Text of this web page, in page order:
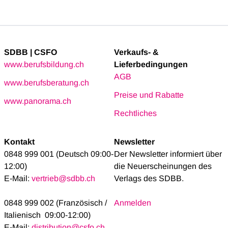
SDBB | CSFO
www.berufsbildung.ch
www.berufsberatung.ch
www.panorama.ch
Verkaufs- &
Lieferbedingungen
AGB
Preise und Rabatte
Rechtliches
Kontakt
0848 999 001 (Deutsch 09:00-
12:00)
E-Mail: vertrieb@sdbb.ch
0848 999 002 (Französisch /
Italienisch 09:00-12:00)
Newsletter
Der Newsletter informiert über
die Neuerscheinungen des
Verlags des SDBB.
Anmelden